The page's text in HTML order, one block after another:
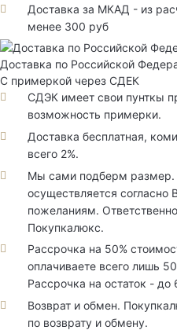
Доставка за МКАД - из
менее 300 руб
Доставка по Российской
С примеркой через СДЕК
СДЭК имеет свои пунткы
возможность примерки.
Доставка бесплатная,
всего 2%.
Мы сами подберм размер.
осуществляется
пожеланиям.
Покупкалюкс.
Рассрочка на 50%
оплачиваете всего лишь
Рассрочка на остаток - до
Возврат и обмен.
по возврату и обмену.